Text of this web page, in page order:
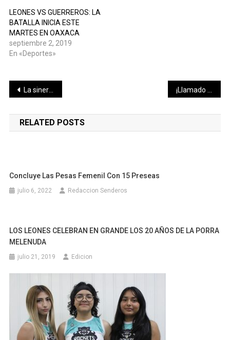
LEONES VS GUERREROS: LA
BATALLA INICIA ESTE
MARTES EN OAXACA
septiembre 2, 2019
En «Deportes»
Navegación
de
entradas
La sinergia entre el Ayuntamiento y los comités deportivos de las colonias y comisarías es fundamental para mantener activos estos espacios
RELATED POSTS
Concluye Las Pesas Femenil Con 15 Preseas
julio 6, 2022 Redaccion Senderos
LOS LEONES CELEBRAN EN GRANDE LOS 20 AÑOS DE LA PORRA
MELENUDA
julio 21, 2019 Edicion